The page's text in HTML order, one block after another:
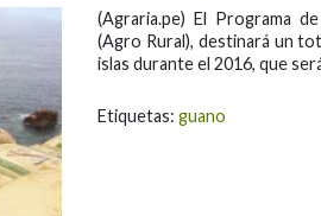
(Agraria.pe) El Programa
(Agro Rural), destinará un
islas durante el 2016, que
Etiquetas: guano